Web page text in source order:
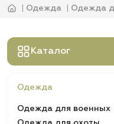
Одежда Одежда
Каталог
Одежда
Одежда для военных